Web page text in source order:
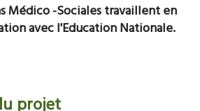
Médico -Sociales travaillent en
avec l'Education Nationale.
projet